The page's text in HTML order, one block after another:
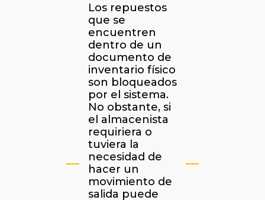
Los repuestos
que se
encuentren
dentro de un
documento de
inventario físico
son bloqueados
por el sistema.
No obstante, si
el almacenista
requiriera o
tuviera la
necesidad de
hacer un
movimiento de
salida puede